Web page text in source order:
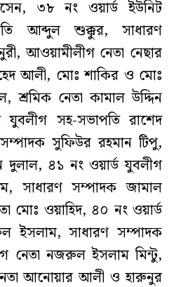
৩৮ নং ওয়ার্ড ইউনিট
আব্দুল শুক্কুর, সাধারণ
আওয়ামীলীগ নেতা নেছার
আলী, মোঃ শাকির ও মোঃ
শ্রমিক নেতা কামাল উদ্দিন
সহ-সভাপতি রাশেদ
সুফিউর রহমান টিপু,
দুলাল, ৪১ নং ওয়ার্ড যুবলীগ
সাধারণ সম্পাদক জামাল
মোঃ ওয়াহিদ, ৪০ নং ওয়ার্ড
ইসলাম, সাধারণ সম্পাদক
নেতা নজরুল ইসলাম মিন্টু,
আনোয়ার আলী ও হারুনুর